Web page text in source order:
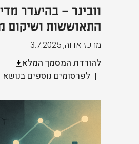
וובינר – בהיעדר
התאוששות ושיקום
מרכז אדוה,
3.7.2025
להורדת המסמך המלא
לפרסומים נוספים בנושא